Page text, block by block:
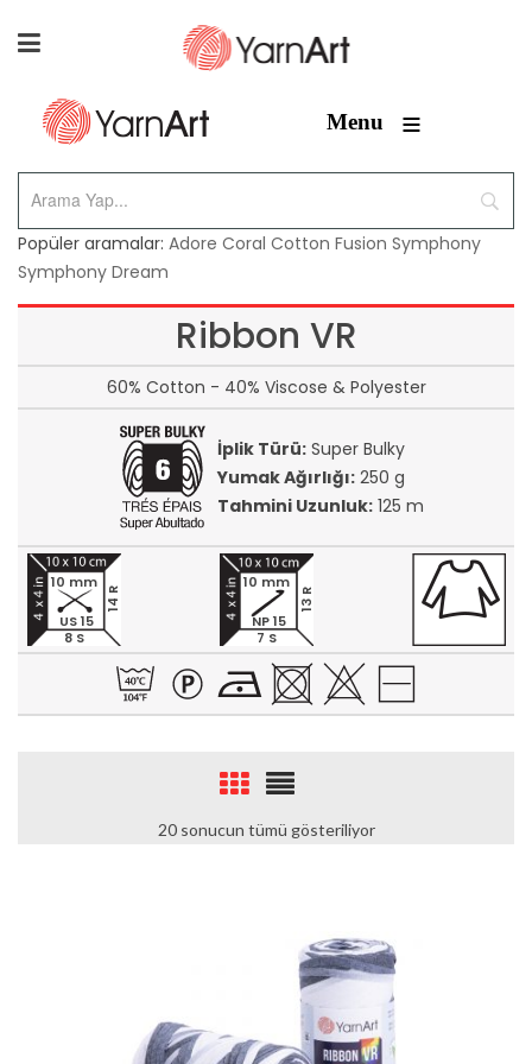
Menu ≡
Popüler aramalar: Adore Coral Cotton Fusion Symphony
Symphony Dream
Ribbon VR
60% Cotton - 40% Viscose & Polyester
İplik Türü: Super Bulky
Yumak Ağırlığı: 250 g
Tahmini Uzunluk: 125 m
8 S
14 R
10 mm
US 15
7 S
13 R
10 mm
NP 15
20 sonucun tümü gösteriliyor